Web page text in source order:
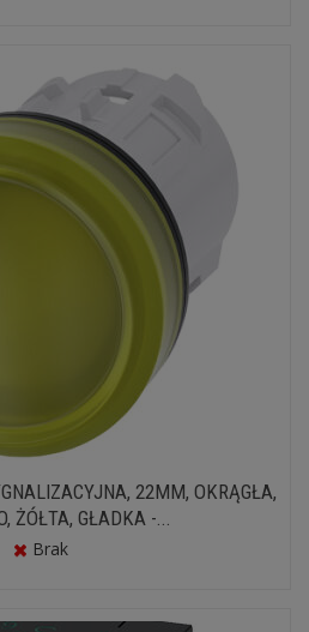
22MM, OKRĄGŁA,
ŻÓŁTA, GŁADKA -...
Brak